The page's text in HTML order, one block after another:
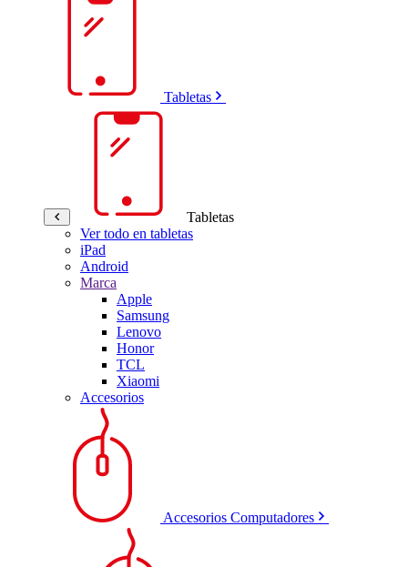
Tabletas
Tabletas
Ver todo en tabletas
iPad
Android
Marca
Apple
Samsung
Lenovo
Honor
TCL
Xiaomi
Accesorios
Accesorios Computadores